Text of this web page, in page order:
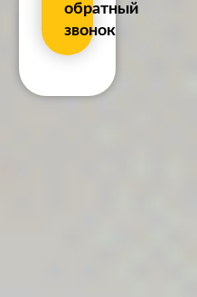
обратный
звонок